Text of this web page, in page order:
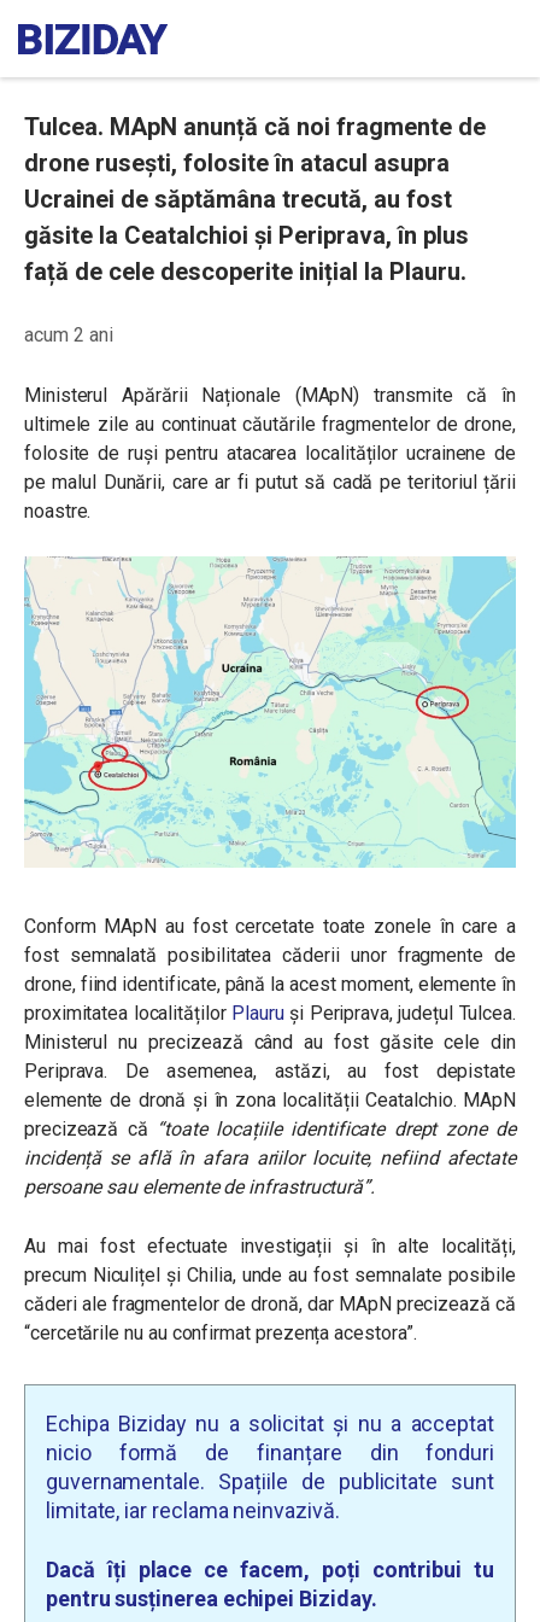
Tulcea. MApN anunță că noi fragmente de
drone rusești, folosite în atacul asupra
Ucrainei de săptămâna trecută, au fost
găsite la Ceatalchioi și Periprava, în plus
față de cele descoperite inițial la Plauru.
acum 2 ani
Ministerul Apărării Naționale (MApN) transmite că în
ultimele zile au continuat căutările fragmentelor de drone,
folosite de ruși pentru atacarea localităților ucrainene de
pe malul Dunării, care ar fi putut să cadă pe teritoriul țării
noastre.
Conform MApN au fost cercetate toate zonele în care a
fost semnalată posibilitatea căderii unor fragmente de
drone, fiind identificate, până la acest moment, elemente în
proximitatea localităților Plauruși Periprava, județul Tulcea.
Ministerul nu precizează când au fost găsite cele din
Periprava. De asemenea, astăzi, au fost depistate
elemente de dronă și în zona localității Ceatalchio. MApN
precizează că “toate locațiile identificate drept zone de
incidență se află în afara ariilor locuite, nefiind afectate
persoane sau elemente de infrastructură”.
Au mai fost efectuate investigații și în alte localități,
precum Niculițel și Chilia, unde au fost semnalate posibile
căderi ale fragmentelor de dronă, dar MApN precizează că
“cercetările nu au confirmat prezența acestora”.
Echipa Biziday nu a solicitat și nu a acceptat
nicio formă de finanțare din fonduri
guvernamentale. Spațiile de publicitate sunt
limitate, iar reclama neinvazivă.
Dacă îți place ce facem, poți contribui tu
pentru susținerea echipei Biziday.